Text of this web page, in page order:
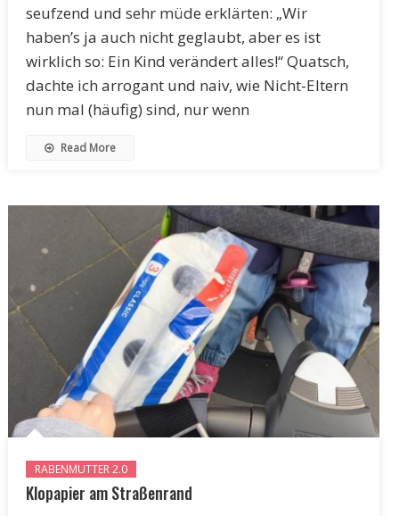
seufzend und sehr müde erklärten: „Wir
haben’s ja auch nicht geglaubt, aber es ist
wirklich so: Ein Kind verändert alles!“ Quatsch,
dachte ich arrogant und naiv, wie Nicht-Eltern
nun mal (häufig) sind, nur wenn
Read More
RABENMUTTER 2.0
Klopapier am Straßenrand